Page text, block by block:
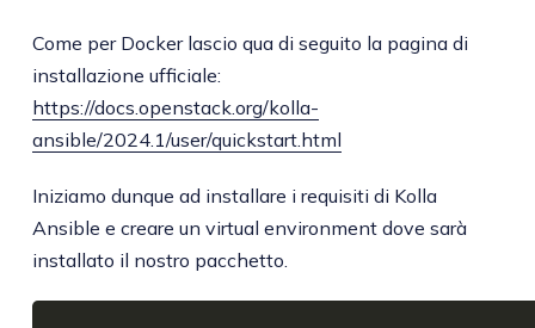
Come per Docker lascio qua di seguito la pagina di
installazione ufficiale:
https://docs.openstack.org/kolla-
ansible/2024.1/user/quickstart.html
Iniziamo dunque ad installare i requisiti di Kolla
Ansible e creare un virtual environment dove sarà
installato il nostro pacchetto.